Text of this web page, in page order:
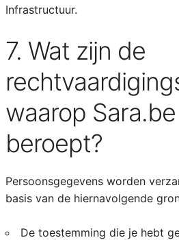
Infrastructuur.
7. Wat zijn de
waarop
beroept?
Persoonsgegevens worden
basis van de hiernavolgende
De toestemming die je hebt